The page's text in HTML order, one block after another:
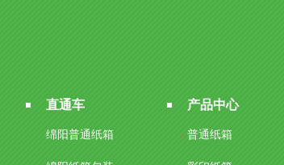
直通车
绵阳普通纸箱
产品中心
普通纸箱